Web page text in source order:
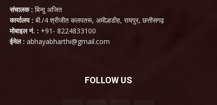
संचालक : बिन्दु अजित
कार्यालय : बी./4 श्रीजीत कलपतरू, अमील्हडीह, रायपुर, छत्तीसगढ़
मोबाइल नं. : +91- 8224833100
ईमेल : abhayabharthi@gmail.com
FOLLOW US